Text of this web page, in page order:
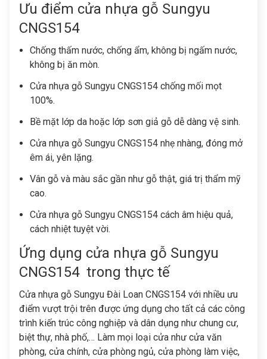
Ưu điểm cửa nhựa gỗ Sungyu
CNGS154
Chống thấm nước, chống ẩm, không bị ngấm nước,
không bị ăn mòn.
Cửa nhựa gỗ Sungyu CNGS154 chống mối mọt
100%.
Bề mặt lớp da hoặc lớp sơn giả gỗ dễ dàng vệ sinh.
Cửa nhựa gỗ Sungyu CNGS154 nhẹ nhàng, đóng mở
êm ái, yên lặng.
Vân gỗ và màu sắc gần như gỗ thật, giá trị thẩm mỹ
cao.
Cửa nhựa gỗ Sungyu CNGS154 cách âm hiệu quả,
cách nhiệt tuyệt vời.
Ứng dụng cửa nhựa gỗ Sungyu
CNGS154 trong thực tế
Cửa nhựa gỗ Sungyu Đài Loan CNGS154 với nhiều ưu
điểm vượt trội trên được ứng dụng cho tất cả các công
trình kiến trúc công nghiệp và dân dụng như chung cư,
biệt thự, nhà phố,… Làm mọi loại cửa như cửa văn
phòng, cửa chính, cửa phòng ngủ, cửa phòng làm việc,